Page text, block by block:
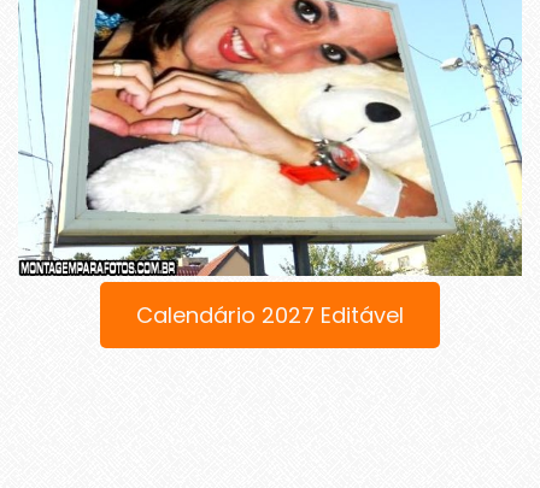
Calendário 2027 Editável